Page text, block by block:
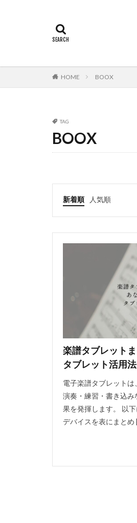
HOME BOOX
TAG
BOOX
新着順 人気順
楽譜タブレット
タブレット活用法
電子楽譜タブレットは
演奏・練習・書き込
果を発揮します。 以
デバイスを表にまとめ